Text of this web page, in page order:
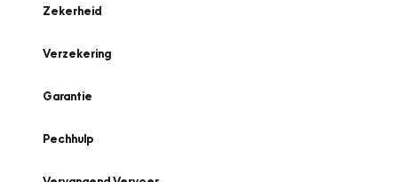
Zekerheid
Verzekering
Garantie
Pechhulp